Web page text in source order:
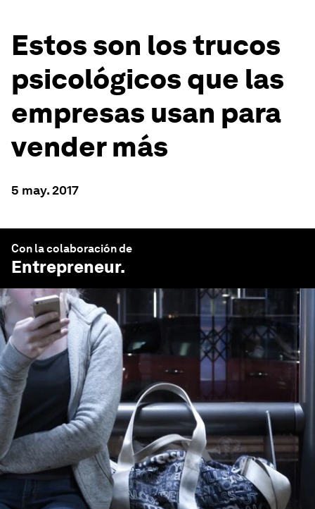
Estos son los trucos
psicológicos que las
empresas usan para
vender más
5 may. 2017
Con la colaboración de
Entrepreneur.